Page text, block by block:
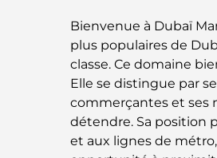
Bienvenue à Dubaï
plus populaires de
classe. Ce domaine
Elle se distingue par
commerçantes et ses
détendre. Sa position
et aux lignes de